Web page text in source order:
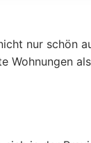
nur schön
Wohnungen